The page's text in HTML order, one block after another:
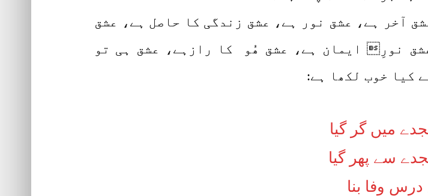
آخر ہے، عشق نور ہے، عشق زندگی کا حاصل ہے، عشق
نورِ ایمان ہے، عشق ھُو کا رازہے، عشق ہی تو
کیا خوب لکھا ہے:
میں گر گیا
سے پھر گیا
وفا بنا